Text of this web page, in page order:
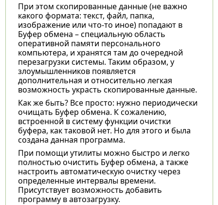
При этом скопированные данные (не важно
какого формата: текст, файл, папка,
изображение или что-то иное) попадают в
Буфер обмена – специальную область
оперативной памяти персонального
компьютера, и хранятся там до очередной
перезагрузки системы. Таким образом, у
злоумышленников появляется
дополнительная и относительно легкая
возможность украсть скопированные данные.
Как же быть? Все просто: нужно периодически
очищать Буфер обмена. К сожалению,
встроенной в систему функции очистки
буфера, как таковой нет. Но для этого и была
создана данная программа.
При помощи утилиты можно быстро и легко
полностью очистить Буфер обмена, а также
настроить автоматическую очистку через
определенные интервалы времени.
Присутствует возможность добавить
программу в автозагрузку.